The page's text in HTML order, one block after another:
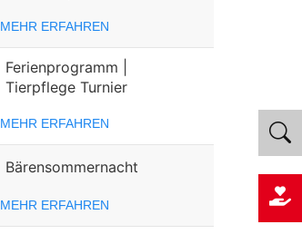
MEHR ERFAHREN
Ferienprogramm |
Tierpflege Turnier
MEHR ERFAHREN
Bärensommernacht
MEHR ERFAHREN